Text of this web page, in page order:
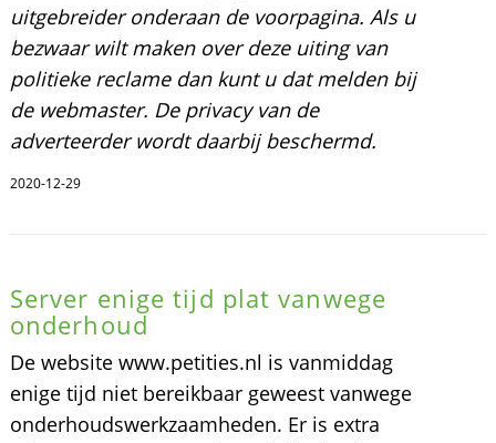
uitgebreider onderaan de voorpagina. Als u
bezwaar wilt maken over deze uiting van
politieke reclame dan kunt u dat melden bij
de webmaster. De privacy van de
adverteerder wordt daarbij beschermd.
2020-12-29
Server enige tijd plat vanwege
onderhoud
De website www.petities.nl is vanmiddag
enige tijd niet bereikbaar geweest vanwege
onderhoudswerkzaamheden. Er is extra